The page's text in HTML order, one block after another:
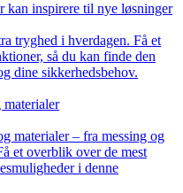
kan inspirere til nye løsninger
tryghed i hverdagen. Få et
så du kan finde den
dine sikkerhedsbehov.
materialer – fra messing og
et overblik over de mest
i denne